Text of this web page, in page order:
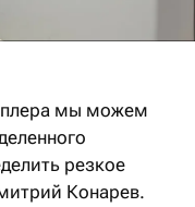
мы можем
резкое
Конарев.